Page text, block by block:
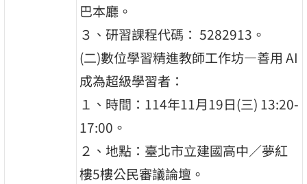
巴本廳。
３、研習課程代碼： 5282913。
(二)數位學習精進教師工作坊—善用 AI
成為超級學習者：
１、時間：114年11月19日(三) 13:20-
17:00。
２、地點：臺北市立建國高中／夢紅
樓5樓公民審議論壇。